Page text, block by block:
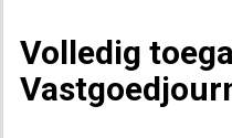
Volledig